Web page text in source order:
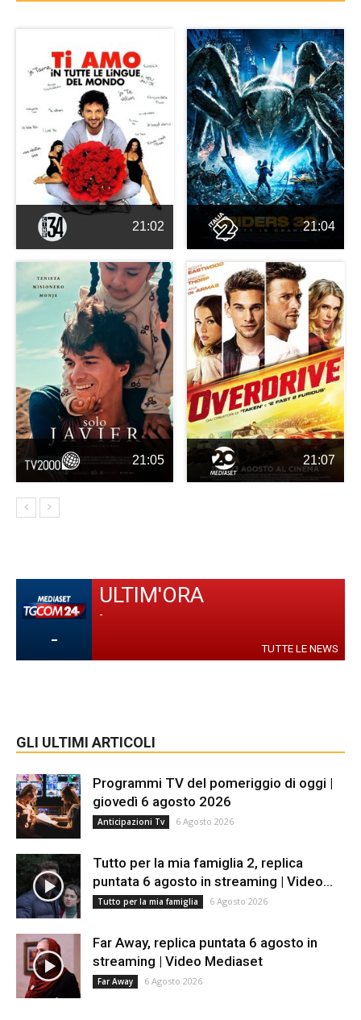
21:02 21:04
21:05 21:07
-
ULTIM'ORA
-
TUTTE LE NEWS
GLI ULTIMI ARTICOLI
Programmi TV del pomeriggio di oggi |
giovedì 6 agosto 2026
Anticipazioni Tv 6 Agosto 2026
Tutto per la mia famiglia 2, replica
puntata 6 agosto in streaming | Video...
Tutto per la mia famiglia 6 Agosto 2026
Far Away, replica puntata 6 agosto in
streaming | Video Mediaset
Far Away 6 Agosto 2026